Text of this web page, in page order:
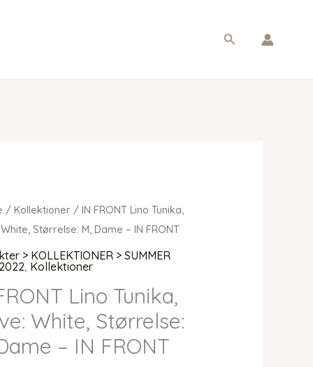
Søg
/Kollektioner / IN FRONT Lino Tunika,
Størrelse: M, Dame – IN FRONT
> KOLLEKTIONER > SUMMER
2022, Kollektioner
Lino Tunika,
White, Størrelse:
– IN FRONT